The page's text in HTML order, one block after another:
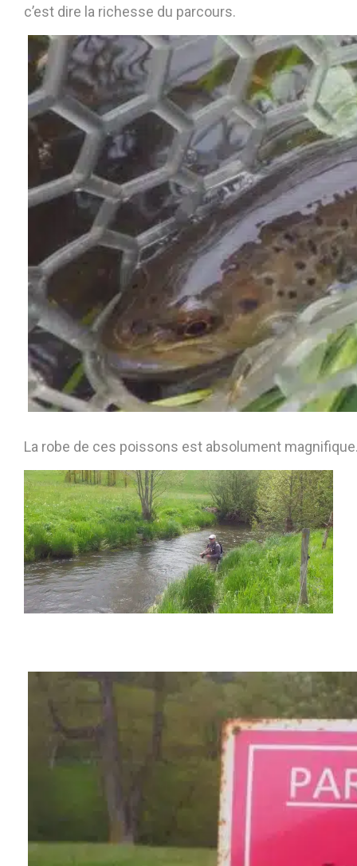
c’est dire la richesse du parcours.
La robe de ces poissons est absolument